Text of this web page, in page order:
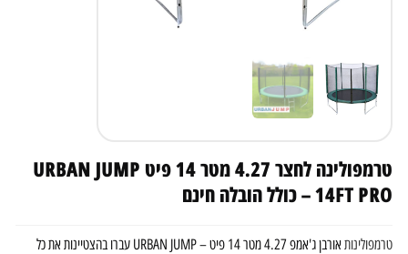
טרמפולינה לחצר 4.27 מטר 14 פיט URBAN JUMP
14FT PRO – כולל הובלה חינם
טרמפולינות
אורבן ג'אמפ 4.27 מטר 14 פיט – URBAN JUMP עברו בהצטיינות את כל